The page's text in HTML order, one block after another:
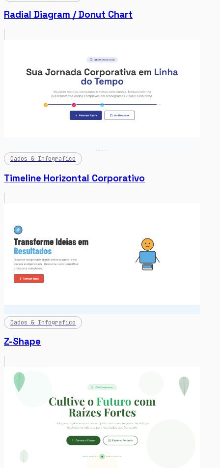
Radial Diagram / Donut Chart
Dados & Infografico
Timeline Horizontal Corporativo
Dados & Infografico
Z-Shape